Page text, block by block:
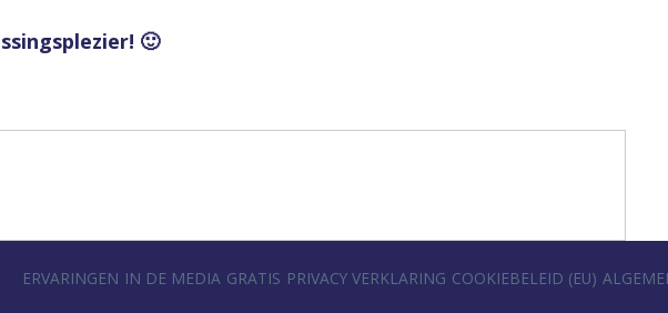
🙂
ERVARINGEN IN DE MEDIA GRATIS PRIVACY VERKLARING COOKIEBELEID (EU)